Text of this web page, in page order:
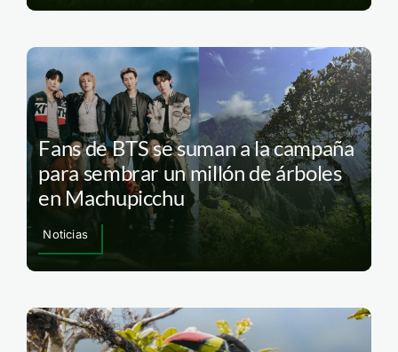
Fans de BTS se suman a la campaña
para sembrar un millón de árboles
en Machupicchu
Noticias